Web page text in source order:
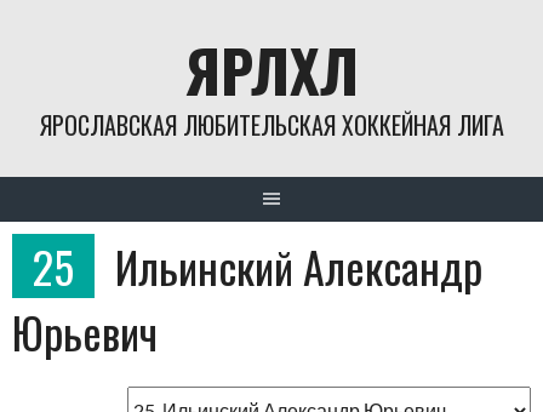
ЯРЛХЛ
ЯРОСЛАВСКАЯ ЛЮБИТЕЛЬСКАЯ ХОККЕЙНАЯ ЛИГА
25
Ильинский Александр
Юрьевич